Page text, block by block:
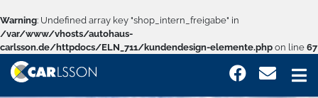
Warning: Undefined array key "shop_intern_freigabe" in
/var/www/vhosts/autohaus-
carlsson.de/httpdocs/ELN_711/kundendesign-elemente.php on line 67